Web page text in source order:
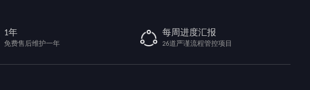
1年
免费售后维护一年
每周进度汇报
26道严谨流程管控项目